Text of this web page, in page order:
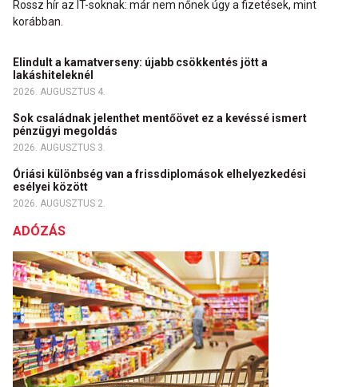
Rossz hír az IT-soknak: már nem nőnek úgy a fizetések, mint
korábban.
Elindult a kamatverseny: újabb csökkentés jött a
lakáshiteleknél
2026. AUGUSZTUS 4.
Sok családnak jelenthet mentőövet ez a kevéssé ismert
pénzügyi megoldás
2026. AUGUSZTUS 3.
Óriási különbség van a frissdiplomások elhelyezkedési
esélyei között
2026. AUGUSZTUS 2.
ADÓZÁS